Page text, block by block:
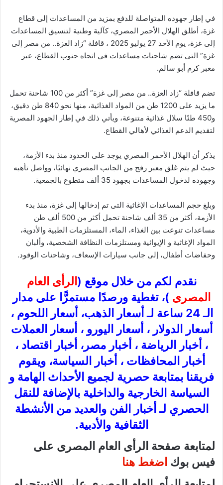
في إطار جهوده المتواصلة للدفع بمزيد من المساعدات إلى قطاع
غزة، أطلق الهلال الأحمر المصري، كآلية وطنية لتنسيق المساعدات
إلى غزة، يوم الأحد 27 يوليو 2025 ، قافلة “زاد العزة.. من مصر إلى
غزة” التى تضم شاحنات مساعدات في اتجاه جنوب القطاع، عبر
معبر كرم أبو سالم.
تضم قافلة “زاد العزة.. من مصر إلى غزة” أكثر من 100 شاحنة تحمل
ما يزيد على 1200 طن من المواد الغذائية، منها نحو 840 طن دقيق،
و450 طنًا سلال غذائية متنوعة، ويأتي ذلك في إطار الجهود المصرية
لتقديم الدعم الغذائي لأهالي القطاع.
يذكر أن الهلال الأحمر المصري يوجد على الحدود منذ بدء الأزمة،
حيث لم يتم غلق معبر رفح من الجانب المصري نهائيًا، وواصل تأهبه
وجهوده لدخول المساعدات بجهود 35 ألف متطوع بالجمعية.
وبلغ حجم المساعدات الإغاثية التى تم إدخالها إلى غزة، منذ بدء
الأزمة، أكثر من 35 ألف شاحنة تحمل أكثر من 500 ألف طن
مساعدات تنوعت بين الغذاء، الماء، المستلزمات الطبية والأدوية،
المواد الإغاثية و الإيوائية ومستلزمات النظافة الشخصية، وألبان
وحفاضات أطفال، إلى جانب سيارات الإسعاف، وشاحنات الوقود.
نقدم لكم من خلال موقع (الرأى العام
المصرى )، تغطية ورصدًا مستمرًّا على مدار
الـ 24 ساعة لـ أسعار الذهب، أسعار اللحوم ،
أسعار الدولار ، أسعار اليورو ، أسعار العملات
، أخبار الرياضة ، أخبار مصر، أخبار اقتصاد ،
أخبار المحافظات ، أخبار السياسة، ويقوم
فريقنا بمتابعة حصرية لجميع الأحداث الهامة و
السياسة الخارجية والداخلية بالإضافة للنقل
الحصري لـ أخبار الفن والعديد من الأنشطة
الثقافية والأدبية.
لمتابعة صفحة الرأى العام المصرى على
فيس بوك اضغط هنا